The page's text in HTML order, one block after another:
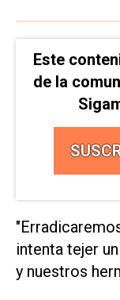
Este
de la
intenta tejer
y nuestros